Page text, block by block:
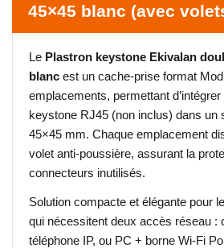
45×45 blanc (avec
Le Plastron keystone Ekivalan
blanc est un cache-prise format
emplacements, permettant
keystone RJ45 (non inclus) dans un
45×45 mm. Chaque emplacement
volet anti-poussière, assurant la
connecteurs inutilisés.
Solution compacte et élégante pour
qui nécessitent deux accès réseau :
téléphone IP, ou PC + borne Wi-Fi